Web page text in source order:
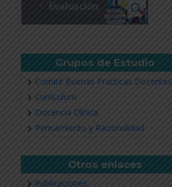
Grupos de Estudio
Comité Buenas Practicas Docentes
Currículum
Docencia Clínica
Pensamiento y Racionalidad
Otros enlaces
Publicaciones
Revisar más información